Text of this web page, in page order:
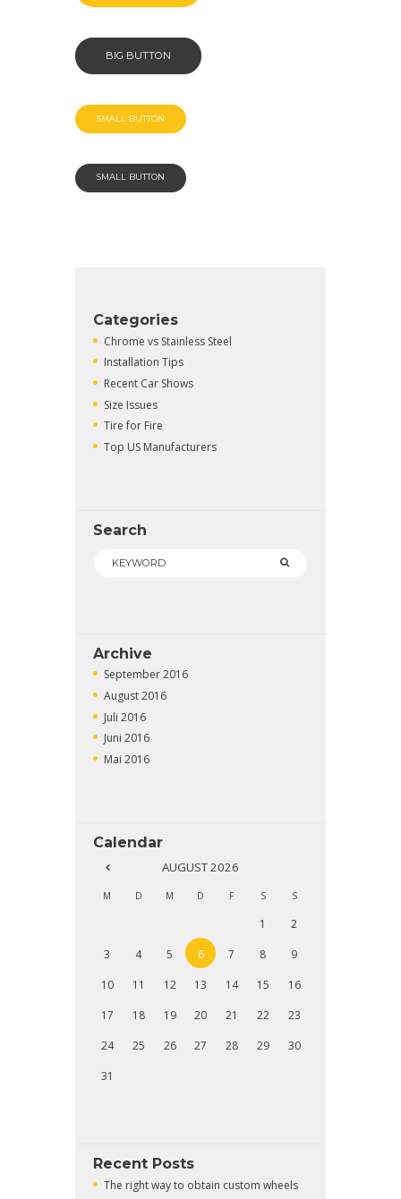
BIG BUTTON
SMALL BUTTON
SMALL BUTTON
Categories
Chrome vs Stainless Steel
Installation Tips
Recent Car Shows
Size Issues
Tire for Fire
Top US Manufacturers
Search
Archive
September2016
August2016
Juli2016
Juni2016
Mai2016
Calendar
AUGUST2026
M D M D F S S
1
2
3
4 5 6 7 8
9
10
11 12 13 14 15
16
17
18 19 20 21 22
23
24
25 26 27 28 29
30
31
Recent Posts
The right way to obtain custom wheels